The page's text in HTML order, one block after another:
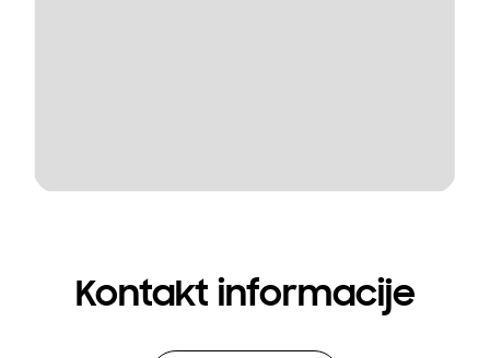
Kontakt informacije